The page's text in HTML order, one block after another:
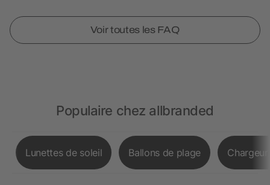
Voir toutes les FAQ
Populaire chez allbranded
Lunettes de soleil Ballons de plage